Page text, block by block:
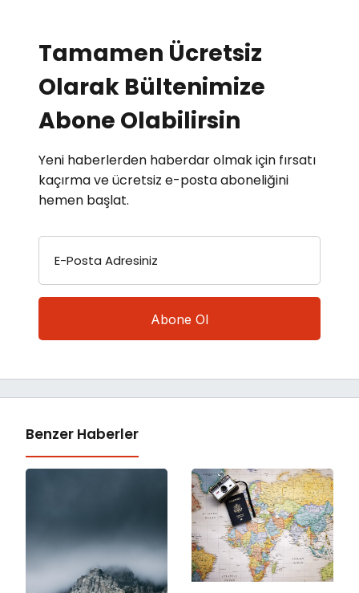
Tamamen Ücretsiz
Olarak Bültenimize
Abone Olabilirsin
Yeni haberlerden haberdar olmak için fırsatı
kaçırma ve ücretsiz e-posta aboneliğini
hemen başlat.
E-Posta Adresiniz
Benzer Haberler